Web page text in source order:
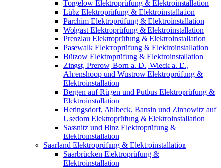
Torgelow Elektroprüfung & Elektroinstallation
Lübz Elektroprüfung & Elektroinstallation
Parchim Elektroprüfung & Elektroinstallation
Wolgast Elektroprüfung & Elektroinstallation
Prenzlau Elektroprüfung & Elektroinstallation
Pasewalk Elektroprüfung & Elektroinstallation
Bützow Elektroprüfung & Elektroinstallation
Zingst, Prerow, Born a. D., Wieck a. D.,
Ahrenshoop und Wustrow Elektroprüfung &
Elektroinstallation
Bergen auf Rügen und Putbus Elektroprüfung &
Elektroinstallation
Heringsdorf, Ahlbeck, Bansin und Zinnowitz auf
Usedom Elektroprüfung & Elektroinstallation
Sassnitz und Binz Elektroprüfung &
Elektroinstallation
Saarland Elektroprüfung & Elektroinstallation
Saarbrücken Elektroprüfung &
Elektroinstallation